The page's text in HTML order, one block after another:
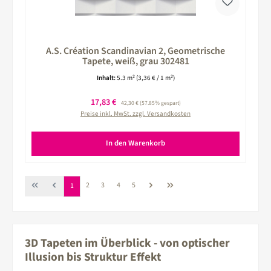
A.S. Création Scandinavian 2, Geometrische
Tapete, weiß, grau 302481
Inhalt:5.3 m² (3,36 € / 1 m²)
Verkaufspreis:
17,83 € Regulärer Preis:
42,30 €(57.85% gespart)
Preise inkl. MwSt. zzgl. Versandkosten
In den Warenkorb
Seite
1 Seite
2 Seite
3 Seite
4 Seite
5
3D Tapeten im Überblick - von optischer
Illusion bis Struktur Effekt